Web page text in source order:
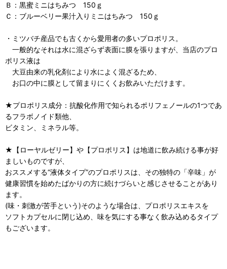
Ｂ：黒蜜ミニはちみつ 150ｇ
Ｃ：ブルーベリー果汁入りミニはちみつ 150ｇ
・ミツバチ産品でも古くから愛用者の多いプロポリス。
一般的なそれは水に混ざらず表面に膜を張りますが、当店のプロ
ポリス液は
大豆由来の乳化剤により水によく混ざるため、
お口の中に膜として留まりにくくお飲みいただけます。
★プロポリス成分：抗酸化作用で知られるポリフェノールの1つであ
るフラボノイド類他、
ビタミン、ミネラル等。
★【ローヤルゼリー】や【プロポリス】は地道に飲み続ける事が好
ましいものですが、
おススメする“液体タイプ”のプロポリスは、その独特の「辛味」が
健康習慣を始めたばかりの方に続けづらいと感じさせることがあり
ます。
(味・刺激が苦手という)そのような場合は、プロポリスエキスを
ソフトカプセルに閉じ込め、味を気にする事なく飲み込めるタイプ
もございます。